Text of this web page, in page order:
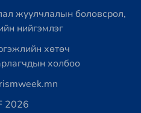
жуулчлалын боловсрол,
нийгэмлэг
хөтөч
холбоо
2026